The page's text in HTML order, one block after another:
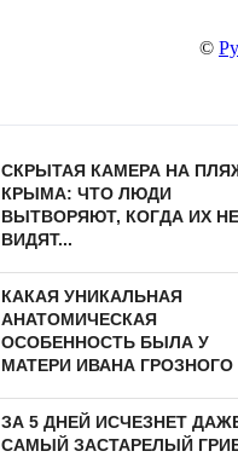
©
СКРЫТАЯ КАМЕРА НА
КРЫМА: ЧТО ЛЮДИ
ВЫТВОРЯЮТ, КОГДА ИХ НЕ
ВИДЯТ...
КАКАЯ УНИКАЛЬНАЯ
АНАТОМИЧЕСКАЯ
ОСОБЕННОСТЬ БЫЛА У
МАТЕРИ ИВАНА ГРОЗНОГО
ЗА 5 ДНЕЙ ИСЧЕЗНЕТ
САМЫЙ ЗАСТАРЕЛЫЙ